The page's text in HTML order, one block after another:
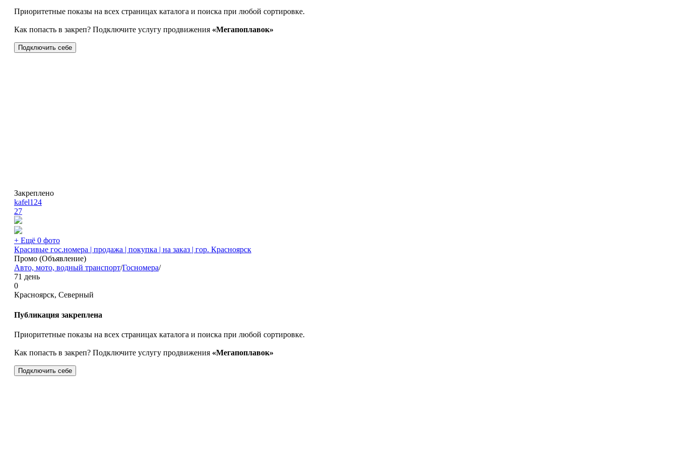
Приоритетные показы на всех страницах каталога и поиска при любой сортировке.
Как попасть в закреп? Подключите услугу продвижения «Мегапоплавок»
Подключить себе
Закреплено
kafel124
27
+ Ещё 0 фото
Красивые гос.номера | продажа | покупка | на заказ | гор. Красноярск
Промо (Объявление)
Авто, мото, водный транспорт/Госномера/
71 день
0
Красноярск, Северный
Публикация закреплена
Приоритетные показы на всех страницах каталога и поиска при любой сортировке.
Как попасть в закреп? Подключите услугу продвижения «Мегапоплавок»
Подключить себе